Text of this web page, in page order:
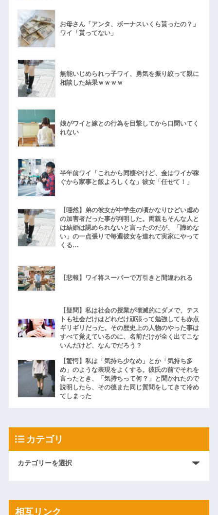
百年の恋12-899 食べた量を
張り合ってくる
【悲報】佐藤輝明・・・２軍
でも盛大にやらかす←あまり悲
しませないでくれ
お母さん「アンタ、ボーナスいくら貰ったの？」
ワイ「貰ってない」
無能いじめられっ子ワイ、勇気を振り絞って親に
相談した結果ｗｗｗｗ
娘がワイと嫁との行為を目撃してから口聞いてく
れない
半年前ワイ「これから同棲やけど、金はワイが稼
ぐから家事と飯よろしくな」彼女「任せて！」
【唖然】弟の彼女が中学生の頃かなりひどい虐め
の加害者だった事が判明した。両親もそんな人と
は結婚は認められないと言ったのだが、「諦めな
い」の一点張りで毎週彼女を連れて実家にやって
くる…
【悲報】ワイ将スーパーで万引きと間違われる
【疑問】私は社会の授業が壊滅的にダメで、テス
トも社会だけはどれだけ頑張って勉強しても赤点
ギリギリだった。その歴史上の人物のやった事は
すべて覚えているのに、名前だけが全く出てこな
いんだけど、なんでだろう？
【驚愕】私は「気持ち少なめ」とか「気持ち多
め」のような表現をよくする。彼氏の前でそれを
言ったとき、「気持ちって何？」と聞かれたので
説明したら、その後また同じ質問をしてきて冷め
てしまった
カテゴリ
相互リンク